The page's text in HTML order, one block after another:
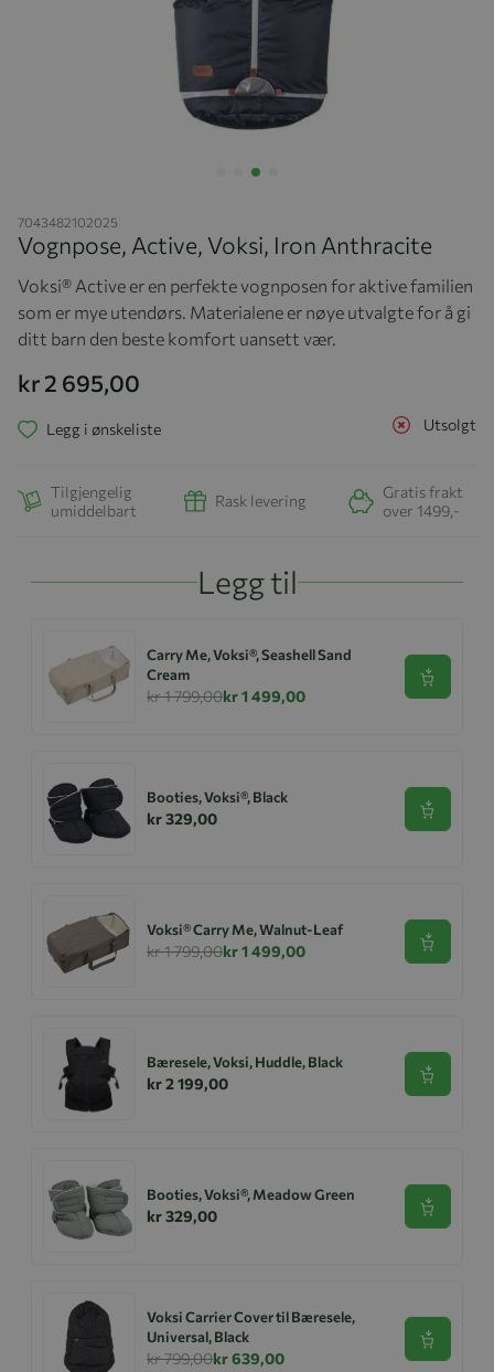
7043482102025
Vognpose, Active, Voksi, Iron Anthracite
Voksi® Active er en perfekte vognposen for aktive familien
som er mye utendørs. Materialene er nøye utvalgte for å gi
ditt barn den beste komfort uansett vær.
kr 2 695,00
Utsolgt
Legg i ønskeliste
Tilgjengelig
umiddelbart
Rask levering
Gratis frakt
over 1499,-
Legg til
Carry Me, Voksi®, Seashell Sand
Cream
kr 1 799,00kr 1 499,00
Se
Booties, Voksi®, Black
kr 329,00 Se
Voksi® Carry Me, Walnut-Leaf
kr 1 799,00kr 1 499,00 Se
Bæresele, Voksi, Huddle, Black
kr 2 199,00 Se
Booties, Voksi®, Meadow Green
kr 329,00 Se
Voksi Carrier Cover til Bæresele,
Universal, Black
kr 799,00kr 639,00
Se